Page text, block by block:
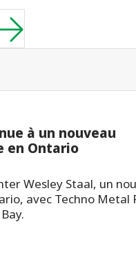
à un nouveau
en Ontario
Wesley Staal, un
avec Techno Metal